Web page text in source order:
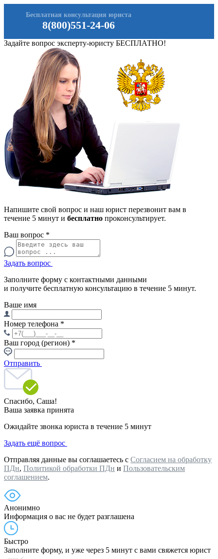
8(800)551-24-06
Бесплатная консультация юриста
Задайте вопрос эксперту-юристу БЕСПЛАТНО!
Напишите свой вопрос и наш юрист перезвонит вам в
течение 5 минут и бесплатно проконсультирует.
Ваш вопрос *
Задать вопрос
Заполните форму с контактными данными
и получите бесплатную консультацию в течение 5 минут.
Ваше имя
Номер телефона *
Ваш город (регион) *
Отправить
Спасибо, Саша!
Ваша заявка принята
Ожидайте звонка юриста в течение 5 минут
Задать ещё вопрос
Отправляя данные вы соглашаетесь с Согласием на обработку
ПДн, Политикой обработки ПДн и Пользовательским
соглашением.
Анонимно
Информация о вас не будет разглашена
Быстро
Заполните форму, и уже через 5 минут с вами свяжется юрист